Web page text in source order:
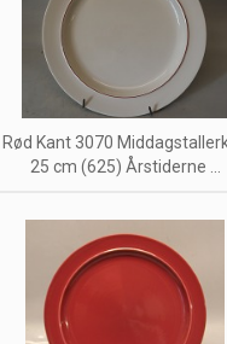
Rød Kant 3070
25 cm (625) Årstiderne ...